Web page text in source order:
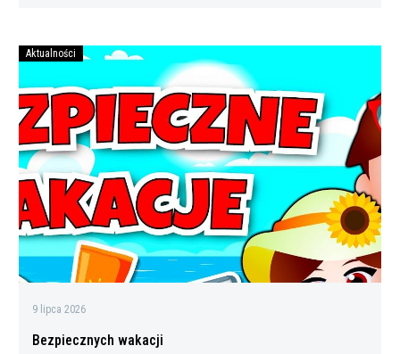
Bezpiecznych
wakacji
Aktualności
9 lipca 2026
Bezpiecznych wakacji